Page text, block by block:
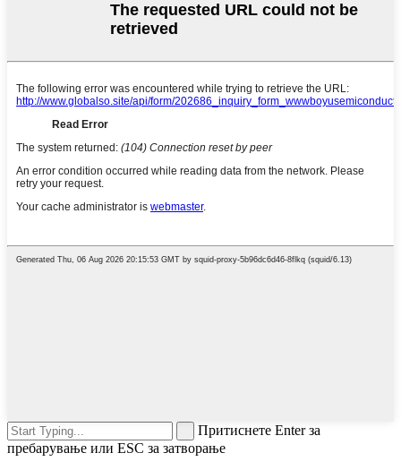
Притиснете Enter за
пребарување или ESC за затворање